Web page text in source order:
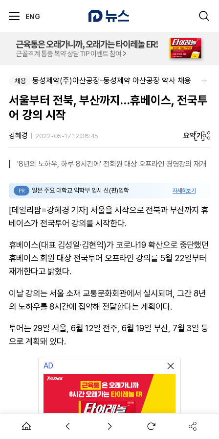
ENG
채용 동성제약(주)아산공장-동성제약 아산공장 약사 채용
채용 제이더블유홀딩스주식회사-JW 2026년 4차 수시채용
서울부터 전북, 부산까지…휴베이스, 전국투
어 강의 시작
강혜경 2022-05-17 12:06:45 요약가
'8년의 노하우, 하루 8시간에' 전회원 대상 오프라인 경영강의 재개
PR 일본 주요 대학교 약학부 입시 신(편)입학 자세히보기
[데일리팜=강혜경 기자] 서울을 시작으로 전북과 부산까지 휴
베이스가 전국투어 강의를 시작한다.
휴베이스(대표 김성일·김현익)가 코로나19 확산으로 중단했던
휴베이스 회원 대상 전국투어 오프라인 강의를 5월 22일부터
재개한다고 밝혔다.
이날 강의는 서울 소재 교통문화회관에서 실시되며, 그간 8년
의 노하우를 8시간에 집약해 전달한다는 계획이다.
투어는 29일 서울, 6월 12일 전주, 6월 19일 부산, 7월 3일 등
으로 계획돼 있다.
AD